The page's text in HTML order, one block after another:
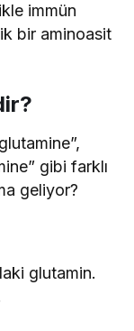
immün
bir aminoasit
gibi farklı
geliyor?
glutamin.